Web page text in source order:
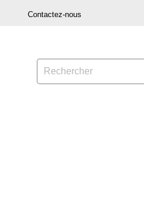
Contactez-nous